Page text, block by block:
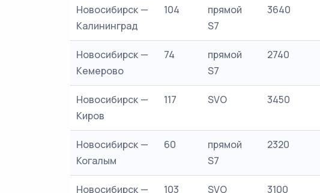
Новосибирск —
Калининград
104
прямой
S7
3640
Новосибирск —
Кемерово
74
прямой
S7
2740
Новосибирск —
Киров
117 SVO 3450
Новосибирск —
Когалым
60
прямой
S7
2320
Новосибирск — 103 SVO 3100